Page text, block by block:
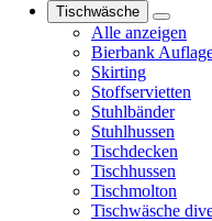
Tischwäsche
Alle anzeigen
Bierbank
Skirting
Stoffservietten
Stuhlbänder
Stuhlhussen
Tischdecken
Tischhussen
Tischmolton
Tischwäsche